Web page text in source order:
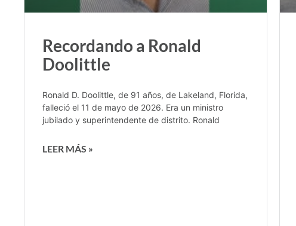
Recordando a Ronald
Doolittle
Ronald D. Doolittle, de 91 años, de Lakeland, Florida,
falleció el 11 de mayo de 2026. Era un ministro
jubilado y superintendente de distrito. Ronald
LEER MÁS »